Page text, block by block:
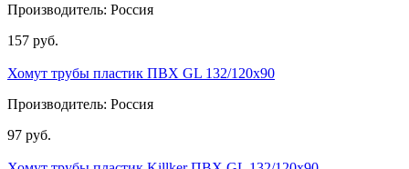
Производитель: Россия
157 руб.
Хомут трубы пластик ПВХ GL 132/120х90
Производитель: Россия
97 руб.